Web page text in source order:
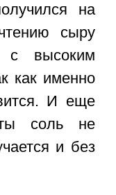
на
сыру
с высоким
как именно
И еще
соль не
и без